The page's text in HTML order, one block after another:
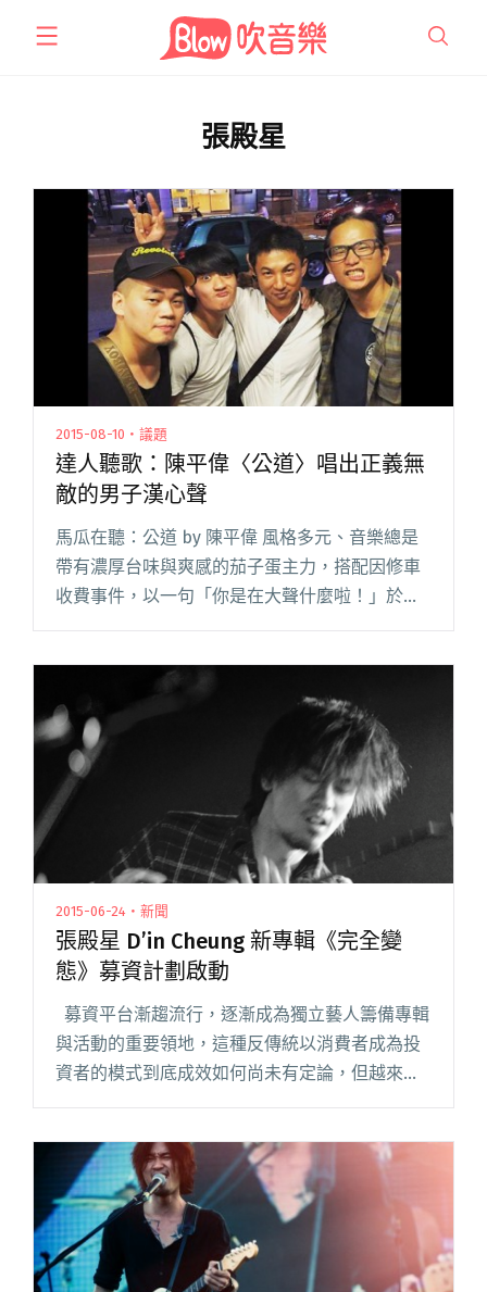
張殿星
2015-08-10・議題
達人聽歌：陳平偉〈公道〉唱出正義無
敵的男子漢心聲
馬瓜在聽：公道 by 陳平偉 風格多元、音樂總是
帶有濃厚台味與爽感的茄子蛋主力，搭配因修車
收費事件，以一句「你是在大聲什麼啦！」於新
聞與網路竄紅的陳平偉擔綱主唱，唱出講求公
著許多獨特點子的茄子蛋，透閱讀全文 "達人聽
歌：陳平偉〈公道〉唱出正義無敵的男子漢心聲"
2015-06-24・新聞
張殿星 D’in Cheung 新專輯《完全變
態》募資計劃啟動
募資平台漸趨流行，逐漸成為獨立藝人籌備專輯
與活動的重要領地，這種反傳統以消費者成為投
資者的模式到底成效如何尚未有定論，但越來越
殿星 D’in Cheung 新專輯《完全變態》募資計劃
啟動"